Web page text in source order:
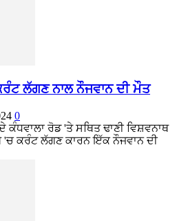
ਲੱਗਣ ਨਾਲ ਨੌਜਵਾਨ ਦੀ ਮੌਤ
0
ਰੋਡ 'ਤੇ ਸਥਿਤ ਢਾਣੀ ਵਿਸ਼ਵਨਾਥ
'ਚ ਕਰੰਟ ਲੱਗਣ ਕਾਰਨ ਇੱਕ ਨੌਜਵਾਨ ਦੀ